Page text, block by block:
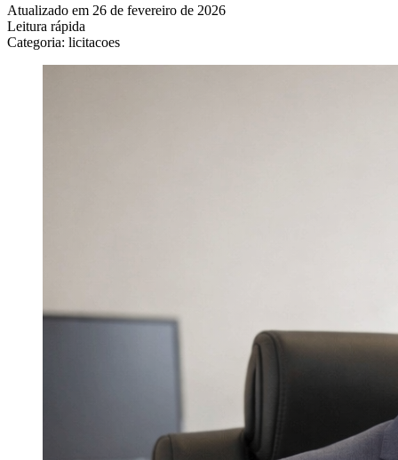
Atualizado em 26 de fevereiro de 2026
Leitura rápida
Categoria: licitacoes